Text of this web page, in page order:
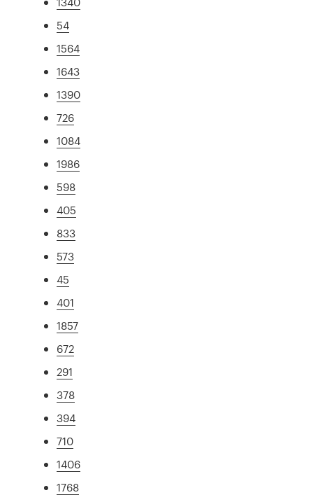
54
1564
1643
1390
726
1084
1986
598
405
833
573
45
401
1857
672
291
378
394
710
1406
1768